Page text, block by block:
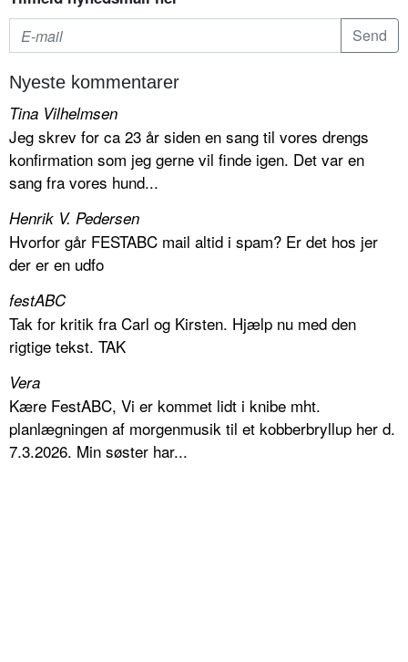
Nyeste kommentarer
Tina Vilhelmsen
Jeg skrev for ca 23 år siden en sang til vores drengs
konfirmation som jeg gerne vil finde igen. Det var en
sang fra vores hund...
Henrik V. Pedersen
Hvorfor går FESTABC mail altid i spam? Er det hos jer
der er en udfo
festABC
Tak for kritik fra Carl og Kirsten. Hjælp nu med den
rigtige tekst. TAK
Vera
Kære FestABC, Vi er kommet lidt i knibe mht.
planlægningen af morgenmusik til et kobberbryllup her d.
7.3.2026. Min søster har...